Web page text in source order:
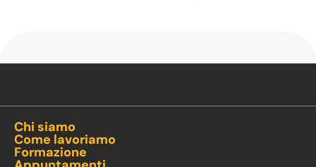
Chi siamo
Come lavoriamo
Formazione